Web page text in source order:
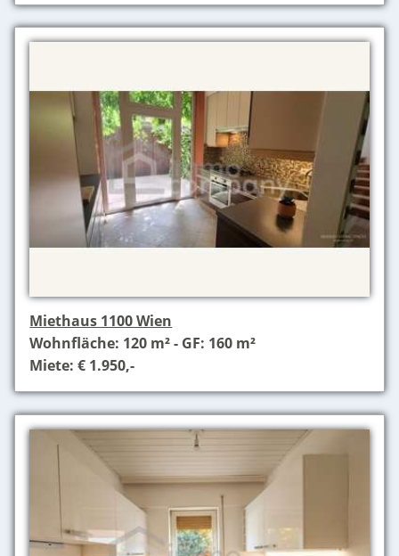
Miethaus 1100 Wien
Wohnfläche: 120 m² - GF: 160 m²
Miete: € 1.950,-